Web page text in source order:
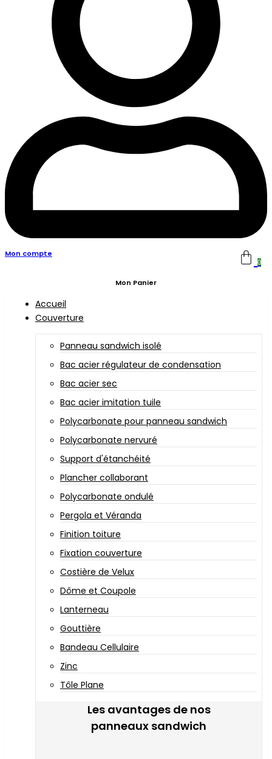
Mon compte
0
Mon Panier
Accueil
Couverture
Panneau sandwich isolé
Bac acier régulateur de condensation
Bac acier sec
Bac acier imitation tuile
Polycarbonate pour panneau sandwich
Polycarbonate nervuré
Support d'étanchéité
Plancher collaborant
Polycarbonate ondulé
Pergola et Véranda
Finition toiture
Fixation couverture
Costière de Velux
Dôme et Coupole
Lanterneau
Gouttière
Bandeau Cellulaire
Zinc
Tôle Plane
Les avantages de nos
panneaux sandwich